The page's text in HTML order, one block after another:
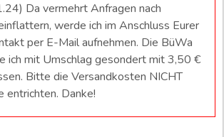
Da vermehrt Anfragen nach
werde ich im Anschluss Eurer
per E-Mail aufnehmen. Die BüWa
ich mit Umschlag gesondert mit 3,50 €
Bitte die Versandkosten NICHT
entrichten. Danke!